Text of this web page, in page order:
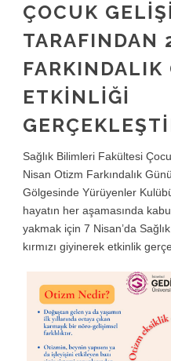
ÇOCUK
TARAFINDAN
FARKINDALIK
ETKINLIĞI
Sağlık Bilimleri Fakültesi
Nisan Otizm Farkındalık
Gölgesinde Yürüyenler
hayatın her aşamasında
yakmak için 7 Nisan’da
kırmızı giyinerek etkinlik